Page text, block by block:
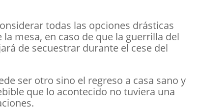
todas las opciones drásticas
mesa, en caso de que la guerrilla del
de secuestrar durante el cese del
ser otro sino el regreso a casa sano y
que lo acontecido no tuviera una